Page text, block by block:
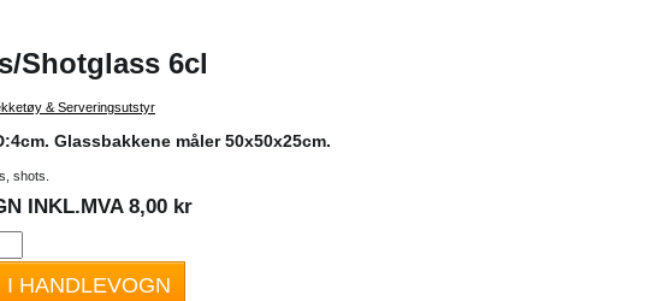
Shotglass 6cl
& Serveringsutstyr
Glassbakkene måler 50x50x25cm.
shots.
INKL.MVA 8,00 kr
I HANDLEVOGN